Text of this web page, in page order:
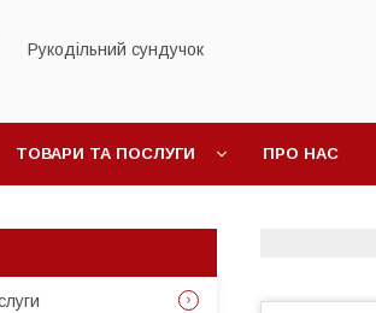
Рукодільний сундучок
ТОВАРИ ТА ПОСЛУГИ ПРО НАС